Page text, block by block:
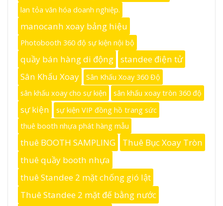
lan tỏa văn hóa doanh nghiệp.
manocanh xoay bảng hiệu
Photobooth 360 độ sự kiện nội bộ
quầy bán hàng di động
standee điện tử
Sân Khấu Xoay
Sân Khấu Xoay 360 Độ
sân khấu xoay cho sự kiện
sân khấu xoay tròn 360 độ
sự kiện
sự kiện VIP đồng hồ trang sức
thuê booth nhựa phát hàng mẫu
thuê BOOTH SAMPLING
Thuê Bục Xoay Tròn
thuê quầy booth nhựa
thuê Standee 2 mặt chống gió lật
Thuê Standee 2 mặt đế bằng nước